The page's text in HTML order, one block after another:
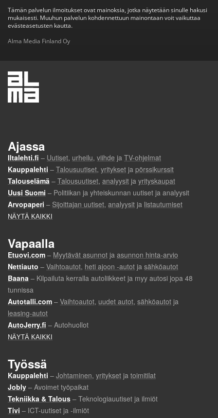
Tämän palvelun ilmoitukset ovat mainoksia, jotka näytetään sinulle hakusi
mukaisesti. Muuhun palvelun kohdennettuun mainontaan voit vaikuttaa
evästeasetusten kautta.
Alma Media Finland Oy